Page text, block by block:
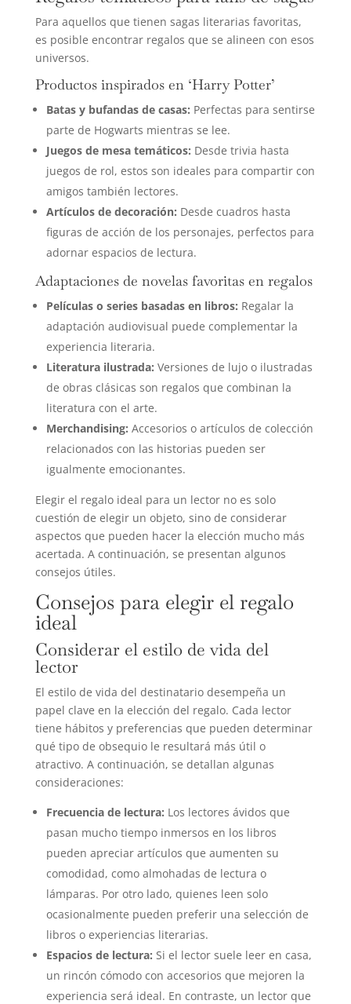
Para aquellos que tienen sagas literarias favoritas,
es posible encontrar regalos que se alineen con esos
universos.
Productos inspirados en ‘Harry Potter’
Batas y bufandas de casas: Perfectas para sentirse
parte de Hogwarts mientras se lee.
Juegos de mesa temáticos: Desde trivia hasta
juegos de rol, estos son ideales para compartir con
amigos también lectores.
Artículos de decoración: Desde cuadros hasta
figuras de acción de los personajes, perfectos para
adornar espacios de lectura.
Adaptaciones de novelas favoritas en regalos
Películas o series basadas en libros: Regalar la
adaptación audiovisual puede complementar la
experiencia literaria.
Literatura ilustrada: Versiones de lujo o ilustradas
de obras clásicas son regalos que combinan la
literatura con el arte.
Merchandising: Accesorios o artículos de colección
relacionados con las historias pueden ser
igualmente emocionantes.
Elegir el regalo ideal para un lector no es solo
cuestión de elegir un objeto, sino de considerar
aspectos que pueden hacer la elección mucho más
acertada. A continuación, se presentan algunos
consejos útiles.
Consejos para elegir el regalo
ideal
Considerar el estilo de vida del
lector
El estilo de vida del destinatario desempeña un
papel clave en la elección del regalo. Cada lector
tiene hábitos y preferencias que pueden determinar
qué tipo de obsequio le resultará más útil o
atractivo. A continuación, se detallan algunas
consideraciones:
Frecuencia de lectura: Los lectores ávidos que
pasan mucho tiempo inmersos en los libros
pueden apreciar artículos que aumenten su
comodidad, como almohadas de lectura o
lámparas. Por otro lado, quienes leen solo
ocasionalmente pueden preferir una selección de
libros o experiencias literarias.
Espacios de lectura: Si el lector suele leer en casa,
un rincón cómodo con accesorios que mejoren la
experiencia será ideal. En contraste, un lector que